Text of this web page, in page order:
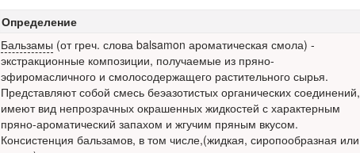
Определение
Бальзамы (от греч. слова balsamon ароматическая смола) -
экстракционные композиции, получаемые из пряно-
эфиромасличного и смолосодержащего растительного сырья.
Представляют собой смесь беэазотистых органических соединений,
имеют вид непрозрачных окрашенных жидкостей с характерным
пряно-ароматический запахом и жгучим пряным вкусом.
Консистенция бальзамов, в том числе,(жидкая, сиропообразная или